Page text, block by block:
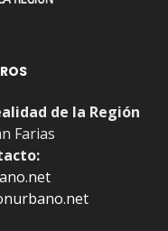
de la Región
Farias